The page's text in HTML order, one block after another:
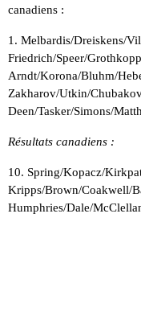
canadiens :
1. Melbardis/Dreiskens/
Friedrich/Speer/
Arndt/Korona/Bluhm/
Zakharov/Utkin/
Deen/Tasker/Simons/
Résultats canadiens :
10. Spring/Kopacz/
Kripps/Brown/Coakwell/
Humphries/Dale/